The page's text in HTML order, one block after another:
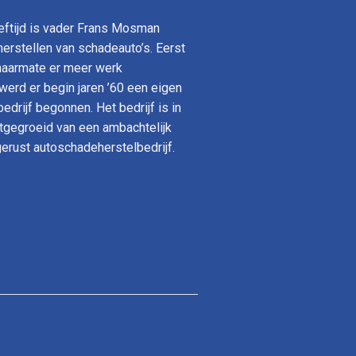
is vader Frans Mosman
van schadeauto’s. Eerst
er meer werk
er begin jaren ’60 een eigen
begonnen. Het bedrijf is in
van een ambachtelijk
autoschadeherstelbedrijf.